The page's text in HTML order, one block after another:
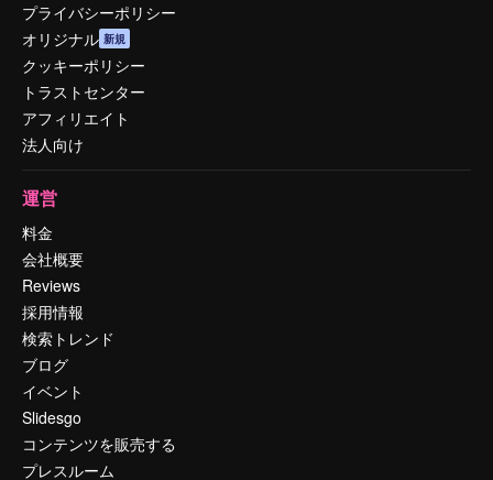
プライバシーポリシー
オリジナル 新規
クッキーポリシー
トラストセンター
アフィリエイト
法人向け
運営
料金
会社概要
Reviews
採用情報
検索トレンド
ブログ
イベント
Slidesgo
コンテンツを販売する
プレスルーム